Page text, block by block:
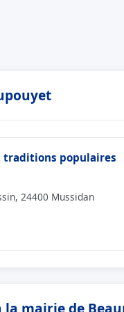
traditions populaires
24400 Mussidan
la mairie de